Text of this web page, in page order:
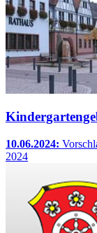
10.06.2024:
2024